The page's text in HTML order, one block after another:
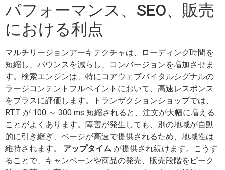
パフォーマンス、SEO、販売
における利点
マルチリージョンアーキテクチャは、ローディング時間を
短縮し、バウンスを減らし、コンバージョンを増加させま
す。検索エンジンは、特にコアウェブバイタルシグナルの
ラージコンテントフルペイントにおいて、高速レスポンス
をプラスに評価します。トランザクションショップでは、
RTT が 100 ～ 300 ms 短縮されると、注文が大幅に増える
ことがよくあります。障害が発生しても、別の地域が自動
的に引き継ぎ、ページが高速で提供されるため、地域性は
維持されます。 アップタイム が提供され続けます。こうす
ることで、キャンペーンや商品の発売、販売段階をピーク